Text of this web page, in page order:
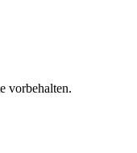
vorbehalten.